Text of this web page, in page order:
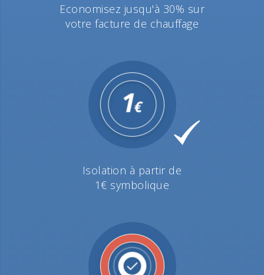
Economisez jusqu'à 30% sur
votre facture de chauffage
Isolation à partir de
1€ symbolique